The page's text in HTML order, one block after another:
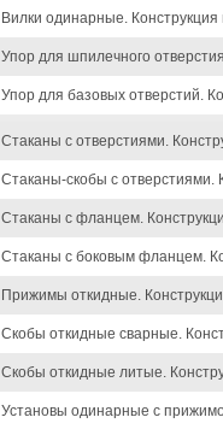
Вилки одинарные.
Упор для шпилечного
Упор для базовых отверстий.
Стаканы с отверстиями.
Стаканы-скобы с отверстиями.
Стаканы с фланцем.
Стаканы с боковым фланцем.
Прижимы откидные.
Скобы откидные сварные.
Скобы откидные литые.
Установы одинарные с